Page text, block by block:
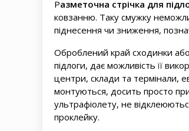
Разметочна стрічка для
ковзанню. Таку смужку
піднесення чи зниження,
Оброблений край сходинки або
підлоги, дає можливість її
центри, склади та термінали,
монтуються, досить просто
ультрафіолету, не
проклейку.